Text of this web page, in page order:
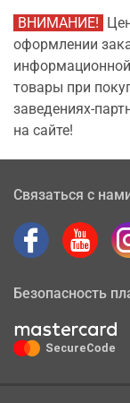
ВНИМАНИЕ!
оформлении
товары при
заведениях-
на сайте!
Связаться с
Безопасность